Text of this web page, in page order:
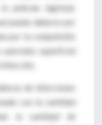
película lagrimal.
puede dañarse por
por la conjuntivitis
superficial
de infecciones
con la cantidad
la cantidad de